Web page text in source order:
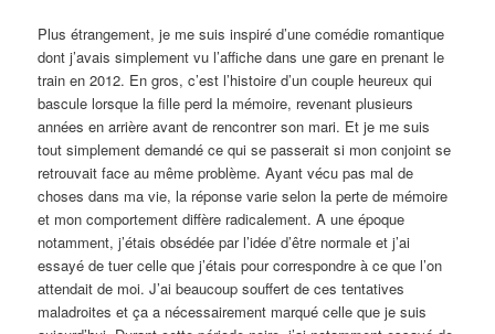
Plus étrangement, je me suis inspiré d’une comédie romantique
dont j’avais simplement vu l’affiche dans une gare en prenant le
train en 2012. En gros, c’est l’histoire d’un couple heureux qui
bascule lorsque la fille perd la mémoire, revenant plusieurs
années en arrière avant de rencontrer son mari. Et je me suis
tout simplement demandé ce qui se passerait si mon conjoint se
retrouvait face au même problème. Ayant vécu pas mal de
choses dans ma vie, la réponse varie selon la perte de mémoire
et mon comportement diffère radicalement. A une époque
notamment, j’étais obsédée par l’idée d’être normale et j’ai
essayé de tuer celle que j’étais pour correspondre à ce que l’on
attendait de moi. J’ai beaucoup souffert de ces tentatives
maladroites et ça a nécessairement marqué celle que je suis